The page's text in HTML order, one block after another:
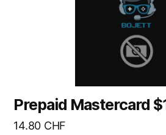
Prepaid Mastercard
14.80 CHF